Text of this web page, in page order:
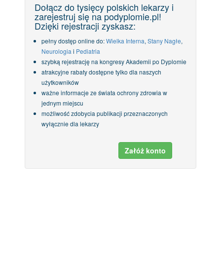
Dołącz do tysięcy polskich lekarzy i
zarejestruj się na podyplomie.pl!
Dzięki rejestracji zyskasz:
pełny dostęp online do:Wielka Interna, Stany Nagłe,
Neurologia i Pediatria
szybką rejestrację na kongresy Akademii po Dyplomie
atrakcyjne rabaty dostępne tylko dla naszych
użytkowników
ważne informacje ze świata ochrony zdrowia w
jednym miejscu
możliwość zdobycia publikacji przeznaczonych
wyłącznie dla lekarzy
Załóż konto